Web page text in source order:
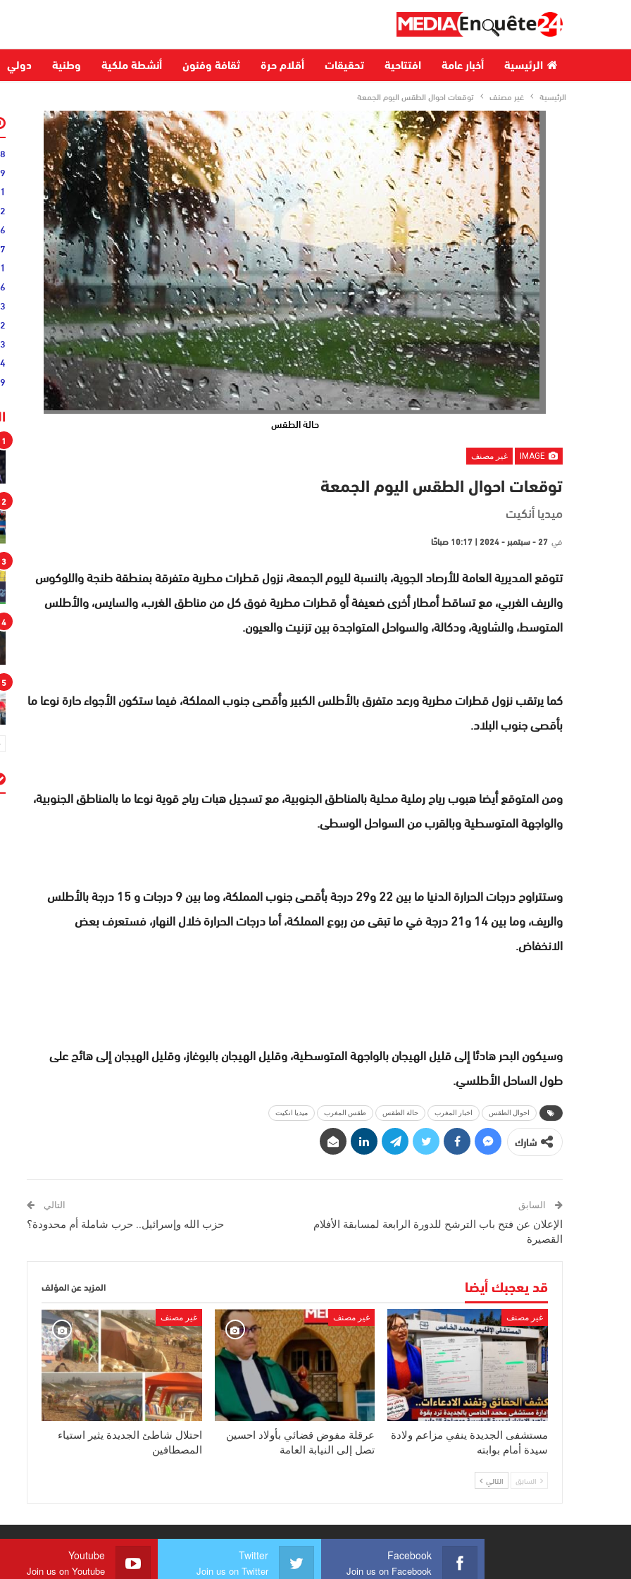
الرئيسية أخبار عامة افتتاحية تحقيقات أقلام حرة ثقافة وفنون أنشطة ملكية وطنية دولي
الرئيسية غير مصنف توقعات احوال الطقس اليوم الجمعة
حالة الطقس
غير مصنف
توقعات احوال الطقس اليوم الجمعة
ميديا أنكيت
في 27 - سبتمبر - 2024 | 10:17 صباحًا
تتوقع المديرية العامة للأرصاد الجوية، بالنسبة لليوم الجمعة، نزول قطرات مطرية متفرقة بمنطقة طنجة واللوكوس
والريف الغربي، مع تساقط أمطار أخرى ضعيفة أو قطرات مطرية فوق كل من مناطق الغرب، والسايس، والأطلس
المتوسط، والشاوية، ودكالة، والسواحل المتواجدة بين تزنيت والعيون.
كما يرتقب نزول قطرات مطرية ورعد متفرق بالأطلس الكبير وأقصى جنوب المملكة، فيما ستكون الأجواء حارة نوعا ما
بأقصى جنوب البلاد.
ومن المتوقع أيضا هبوب رياح رملية محلية بالمناطق الجنوبية، مع تسجيل هبات رياح قوية نوعا ما بالمناطق الجنوبية،
والواجهة المتوسطية وبالقرب من السواحل الوسطى.
وستتراوح درجات الحرارة الدنيا ما بين 22 و29 درجة بأقصى جنوب المملكة، وما بين 9 درجات و 15 درجة بالأطلس
والريف، وما بين 14 و21 درجة في ما تبقى من ربوع المملكة، أما درجات الحرارة خلال النهار، فستعرف بعض
الانخفاض.
وسيكون البحر هادئا إلى قليل الهيجان بالواجهة المتوسطية، وقليل الهيجان بالبوغاز، وقليل الهيجان إلى هائج على
طول الساحل الأطلسي.
احوال الطقس اخبار المغرب حالة الطقس طقس المغرب ميديا انكيت
شارك
السابق
الإعلان عن فتح باب الترشح للدورة الرابعة لمسابقة الأفلام
القصيرة
التالي
حزب الله وإسرائيل.. حرب شاملة أم محدودة؟
قد يعجبك أيضا المزيد عن المؤلف
غير مصنف
مستشفى الجديدة ينفي مزاعم ولادة
سيدة أمام بوابته
غير مصنف
عرقلة مفوض قضائي بأولاد احسين
تصل إلى النيابة العامة
غير مصنف
احتلال شاطئ الجديدة يثير استياء
المصطافين
السابق التالي
1
2
3
4
5
Facebook
Join us on Facebook
Twitter
Join us on Twitter
Youtube
Join us on Youtube